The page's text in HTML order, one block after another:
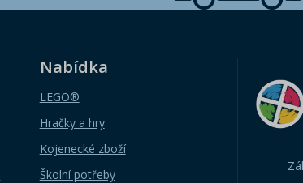
Nabídka
LEGO®
Hračky a hry
Kojenecké zboží
Školní potřeby